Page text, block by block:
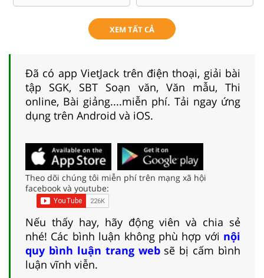
XEM TẤT CẢ
Đã có app VietJack trên điện thoại, giải bài
tập SGK, SBT Soạn văn, Văn mẫu, Thi
online, Bài giảng....miễn phí. Tải ngay ứng
dụng trên Android và iOS.
Theo dõi chúng tôi miễn phí trên mạng xã hội
facebook và youtube:
Nếu thấy hay, hãy động viên và chia sẻ
nhé! Các bình luận không phù hợp với nội
quy bình luận trang websẽ bị cấm bình
luận vĩnh viễn.